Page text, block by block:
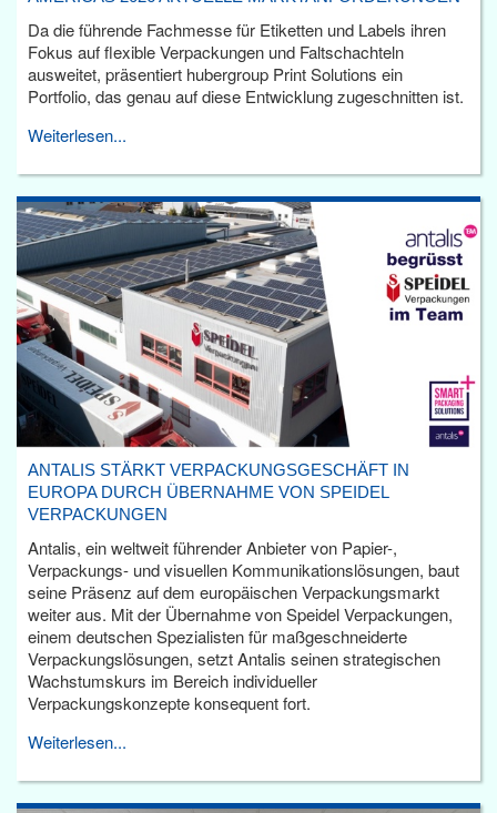
Da die führende Fachmesse für Etiketten und Labels ihren
Fokus auf flexible Verpackungen und Faltschachteln
ausweitet, präsentiert hubergroup Print Solutions ein
Portfolio, das genau auf diese Entwicklung zugeschnitten ist.
Weiterlesen...
ANTALIS STÄRKT VERPACKUNGSGESCHÄFT IN
EUROPA DURCH ÜBERNAHME VON SPEIDEL
VERPACKUNGEN
Antalis, ein weltweit führender Anbieter von Papier-,
Verpackungs- und visuellen Kommunikationslösungen, baut
seine Präsenz auf dem europäischen Verpackungsmarkt
weiter aus. Mit der Übernahme von Speidel Verpackungen,
einem deutschen Spezialisten für maßgeschneiderte
Verpackungslösungen, setzt Antalis seinen strategischen
Wachstumskurs im Bereich individueller
Verpackungskonzepte konsequent fort.
Weiterlesen...